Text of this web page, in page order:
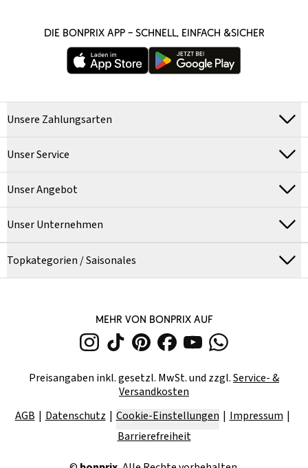
DIE BONPRIX APP – SCHNELL, EINFACH &SICHER
Unsere Zahlungsarten
Unser Service
Unser Angebot
Unser Unternehmen
Topkategorien / Saisonales
MEHR VON BONPRIX AUF
Preisangaben inkl. gesetzl. MwSt. und zzgl.Service- &
Versandkosten
AGB
Datenschutz Cookie-Einstellungen
Impressum
Barrierefreiheit